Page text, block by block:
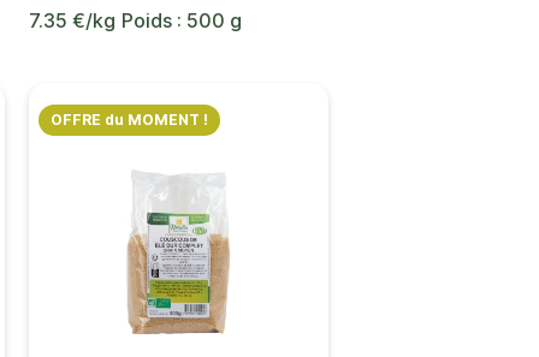
7.35 €/kg Poids : 500 g
OFFRE du MOMENT !